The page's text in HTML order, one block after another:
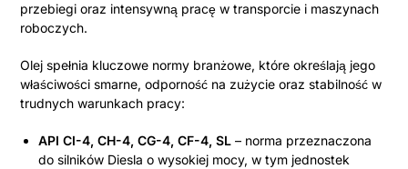
przebiegi oraz intensywną pracę w transporcie i maszynach
roboczych.
Olej spełnia kluczowe normy branżowe, które określają jego
właściwości smarne, odporność na zużycie oraz stabilność w
trudnych warunkach pracy:
API CI-4, CH-4, CG-4, CF-4, SL – norma przeznaczona
do silników Diesla o wysokiej mocy, w tym jednostek